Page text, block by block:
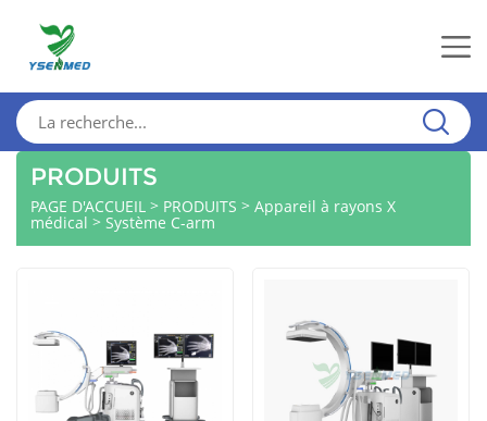
PRODUITS
PAGE D'ACCUEIL > PRODUITS > Appareil à rayons X
médical > Système C-arm